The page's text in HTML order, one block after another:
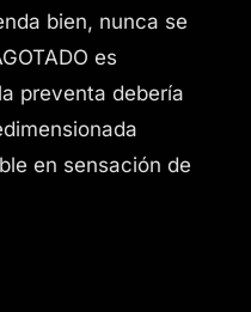
bien, nunca se
es
preventa debería
en sensación de